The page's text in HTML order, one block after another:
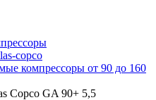
copco
компрессоры от 90 до 160
Copco GA 90+ 5,5